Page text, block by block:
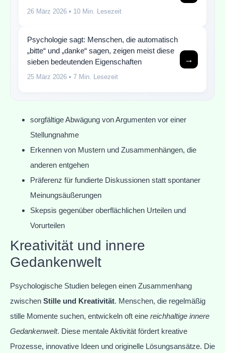
26 März 2026 • 10 Min. Lesezeit
Psychologie sagt: Menschen, die automatisch
„bitte“ und „danke“ sagen, zeigen meist diese
sieben bedeutenden Eigenschaften
25 März 2026 • 7 Min. Lesezeit
→
sorgfältige Abwägung von Argumenten vor einer
Stellungnahme
Erkennen von Mustern und Zusammenhängen, die
anderen entgehen
Präferenz für fundierte Diskussionen statt spontaner
Meinungsäußerungen
Skepsis gegenüber oberflächlichen Urteilen und
Vorurteilen
Kreativität und innere
Gedankenwelt
Psychologische Studien belegen einen Zusammenhang
zwischen Stille und Kreativität. Menschen, die regelmäßig
stille Momente suchen, entwickeln oft eine reichhaltige innere
Gedankenwelt. Diese mentale Aktivität fördert kreative
Prozesse, innovative Ideen und originelle Lösungsansätze. Die